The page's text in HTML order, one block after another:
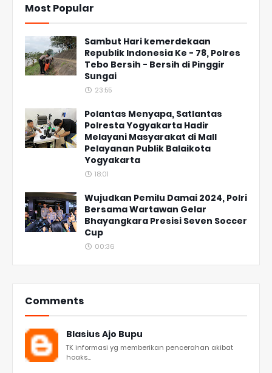
Most Popular
Sambut Hari kemerdekaan
Republik Indonesia Ke - 78, Polres
Tebo Bersih - Bersih di Pinggir
Sungai
23:55
Polantas Menyapa, Satlantas
Polresta Yogyakarta Hadir
Melayani Masyarakat di Mall
Pelayanan Publik Balaikota
Yogyakarta
18:01
Wujudkan Pemilu Damai 2024, Polri
Bersama Wartawan Gelar
Bhayangkara Presisi Seven Soccer
Cup
00:36
Comments
Blasius Ajo Bupu
TK informasi yg memberikan pencerahan akibat
hoaks...